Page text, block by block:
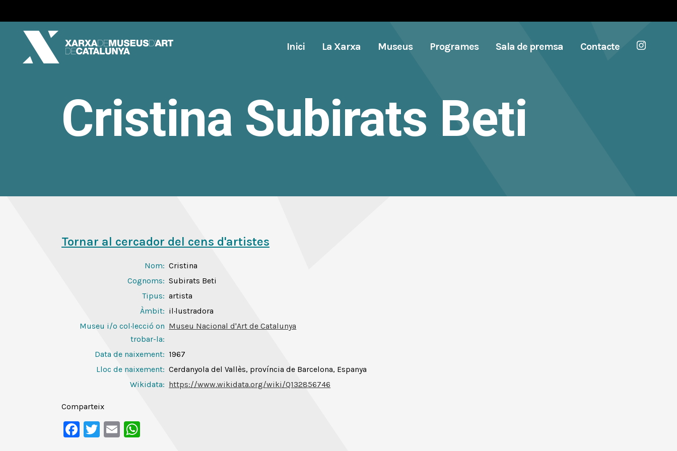
Inici La Xarxa Museus Programes Sala de premsa Contacte
Cristina Subirats Beti
Tornar al cercador del cens d'artistes
Nom: Cristina
Cognoms: Subirats Beti
Tipus: artista
Àmbit: il·lustradora
Museu i/o col·lecció on
trobar-la:
Museu Nacional d'Art de Catalunya
Data de naixement: 1967
Lloc de naixement: Cerdanyola del Vallès, província de Barcelona, Espanya
Wikidata: https://www.wikidata.org/wiki/Q132856746
Comparteix
Facebook
Twitter
Email